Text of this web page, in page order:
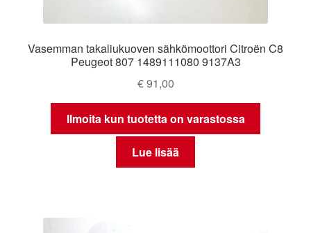
Vasemman takaliukuoven sähkömoottori Citroën C8
Peugeot 807 1489111080 9137A3
€91,00
Ilmoita kun tuotetta on varastossa
Lue lisää